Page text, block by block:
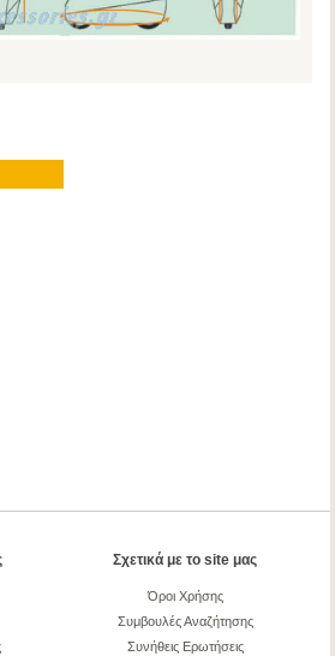
Σχετικά με το site μας
Όροι Χρήσης
Συμβουλές Αναζήτησης
Συνήθεις Ερωτήσεις